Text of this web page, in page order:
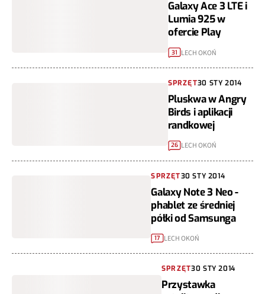
Galaxy Ace 3 LTE i
Lumia 925 w
ofercie Play
31 LECH OKOŃ
SPRZĘT30 STY 2014
Pluskwa w Angry
Birds i aplikacji
randkowej
26 LECH OKOŃ
SPRZĘT30 STY 2014
Galaxy Note 3 Neo -
phablet ze średniej
półki od Samsunga
17 LECH OKOŃ
SPRZĘT30 STY 2014
Przystawka